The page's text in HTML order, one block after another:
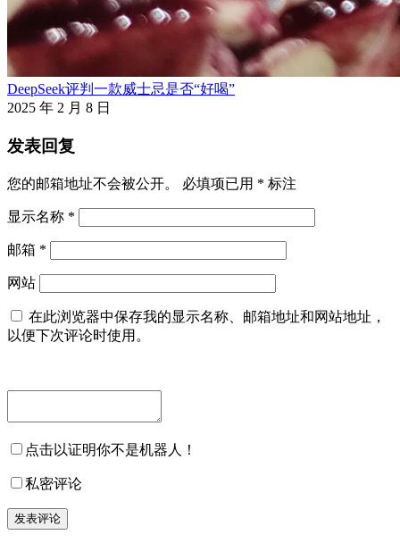
DeepSeek评判一款威士忌是否“好喝”
2025 年 2 月 8 日
发表回复
您的邮箱地址不会被公开。 必填项已用 * 标注
显示名称 *
邮箱 *
网站
在此浏览器中保存我的显示名称、邮箱地址和网站地址，
以便下次评论时使用。
点击以证明你不是机器人！
私密评论